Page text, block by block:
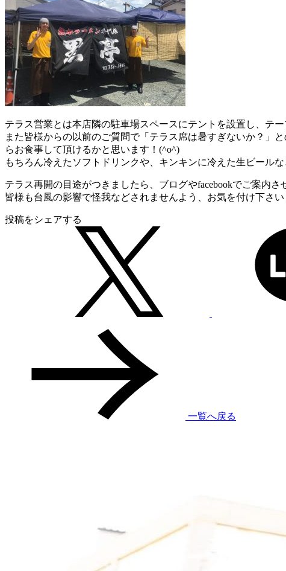
テラス営業とは本店隣の駐車場スペースにテントを設置し、テ
また皆様からの以前のご質問で「テラス席は暑すぎないか？」
らお食事して頂けるかと思います！(^o^)
もちろん冷えたソフトドリンクや、キンキンに冷えた生ビール
テラス再開の目途がつきましたら、ブログやfacebookでご案内さ
皆様も台風の影響で怪我などされませんよう、お気を付け下さい
投稿をシェアする
一覧へ戻る